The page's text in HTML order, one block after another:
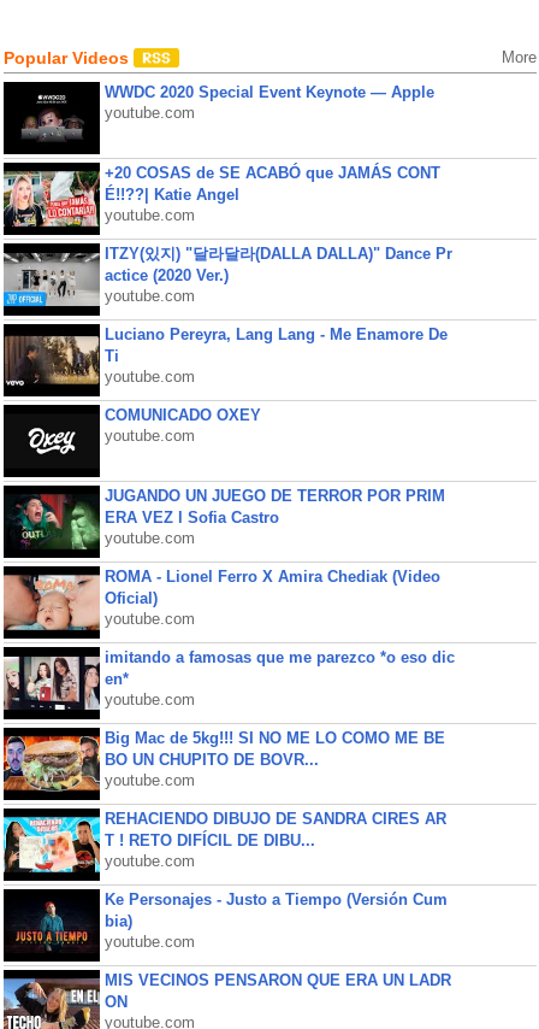
Popular Videos More
WWDC 2020 Special Event Keynote — Apple
youtube.com
+20 COSAS de SE ACABÓ que JAMÁS CONT
É!!??| Katie Angel
youtube.com
ITZY(있지) "달라달라(DALLA DALLA)" Dance Pr
actice (2020 Ver.)
youtube.com
Luciano Pereyra, Lang Lang - Me Enamore De
Ti
youtube.com
COMUNICADO OXEY
youtube.com
JUGANDO UN JUEGO DE TERROR POR PRIM
ERA VEZ l Sofia Castro
youtube.com
ROMA - Lionel Ferro X Amira Chediak (Video
Oficial)
youtube.com
imitando a famosas que me parezco *o eso dic
en*
youtube.com
Big Mac de 5kg!!! SI NO ME LO COMO ME BE
BO UN CHUPITO DE BOVR...
youtube.com
REHACIENDO DIBUJO DE SANDRA CIRES AR
T ! RETO DIFÍCIL DE DIBU...
youtube.com
Ke Personajes - Justo a Tiempo (Versión Cum
bia)
youtube.com
MIS VECINOS PENSARON QUE ERA UN LADR
ON
youtube.com